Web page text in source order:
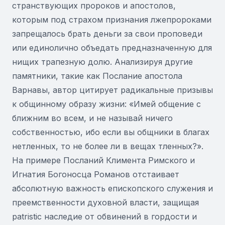
странствующих пророков и апостолов,
которым под страхом признания лжепророками
запрещалось брать деньги за свои проповеди
или единолично объедать предназначенную для
нищих трапезную долю. Анализируя другие
памятники, такие как Послание апостола
Варнавы, автор цитирует радикальные призывы
к общинному образу жизни: «Имей общение с
ближним во всем, и не называй ничего
собственностью, ибо если вы общники в благах
нетленных, то не более ли в вещах тленных?».
На примере Посланий Климента Римского и
Игнатия Богоносца Романов отстаивает
абсолютную важность епископского служения и
преемственности духовной власти, защищая
patristic наследие от обвинений в гордости и